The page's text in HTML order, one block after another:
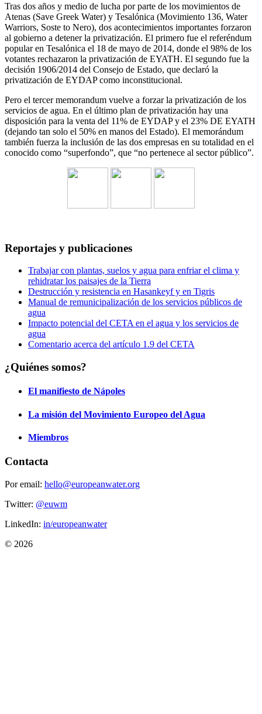
Tras dos años y medio de lucha por parte de los movimientos de
Atenas (Save Greek Water) y Tesalónica (Movimiento 136, Water
Warriors, Soste to Nero), dos acontecimientos importantes forzaron
al gobierno a detener la privatización. El primero fue el referéndum
popular en Tesalónica el 18 de mayo de 2014, donde el 98% de los
votantes rechazaron la privatización de EYATH. El segundo fue la
decisión 1906/2014 del Consejo de Estado, que declaró la
privatización de EYDAP como inconstitucional.
Pero el tercer memorandum vuelve a forzar la privatización de los
servicios de agua. En el último plan de privatización hay una
disposición para la venta del 11% de EYDAP y el 23% DE EYATH
(dejando tan solo el 50% en manos del Estado). El memorándum
también fuerza la inclusión de las dos empresas en su totalidad en el
conocido como “superfondo”, que “no pertenece al sector público”.
Reportajes y publicaciones
Trabajar con plantas, suelos y agua para enfriar el clima y
rehidratar los paisajes de la Tierra
Destrucción y resistencia en Hasankeyf y en Tigris
Manual de remunicipalización de los servicios públicos de
agua
Impacto potencial del CETA en el agua y los servicios de
agua
Comentario acerca del artículo 1.9 del CETA
¿Quiénes somos?
El manifiesto de Nápoles
La misión del Movimiento Europeo del Agua
Miembros
Contacta
Por email: hello@europeanwater.org
Twitter: @euwm
LinkedIn: in/europeanwater
© 2026